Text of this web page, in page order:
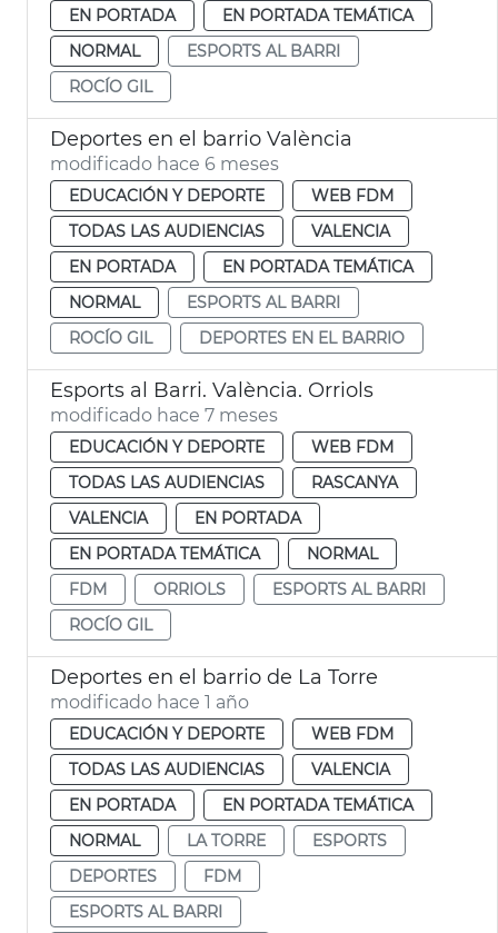
EN PORTADA
EN PORTADA TEMÁTICA
NORMAL
ESPORTS AL BARRI
ROCÍO GIL
Deportes en el barrio València
modificado hace 6 meses
EDUCACIÓN Y DEPORTE
WEB FDM
TODAS LAS AUDIENCIAS
VALENCIA
EN PORTADA
EN PORTADA TEMÁTICA
NORMAL
ESPORTS AL BARRI
ROCÍO GIL
DEPORTES EN EL BARRIO
Esports al Barri. València. Orriols
modificado hace 7 meses
EDUCACIÓN Y DEPORTE
WEB FDM
TODAS LAS AUDIENCIAS
RASCANYA
VALENCIA
EN PORTADA
EN PORTADA TEMÁTICA
NORMAL
FDM
ORRIOLS
ESPORTS AL BARRI
ROCÍO GIL
Deportes en el barrio de La Torre
modificado hace 1 año
EDUCACIÓN Y DEPORTE
WEB FDM
TODAS LAS AUDIENCIAS
VALENCIA
EN PORTADA
EN PORTADA TEMÁTICA
NORMAL
LA TORRE
ESPORTS
DEPORTES
FDM
ESPORTS AL BARRI